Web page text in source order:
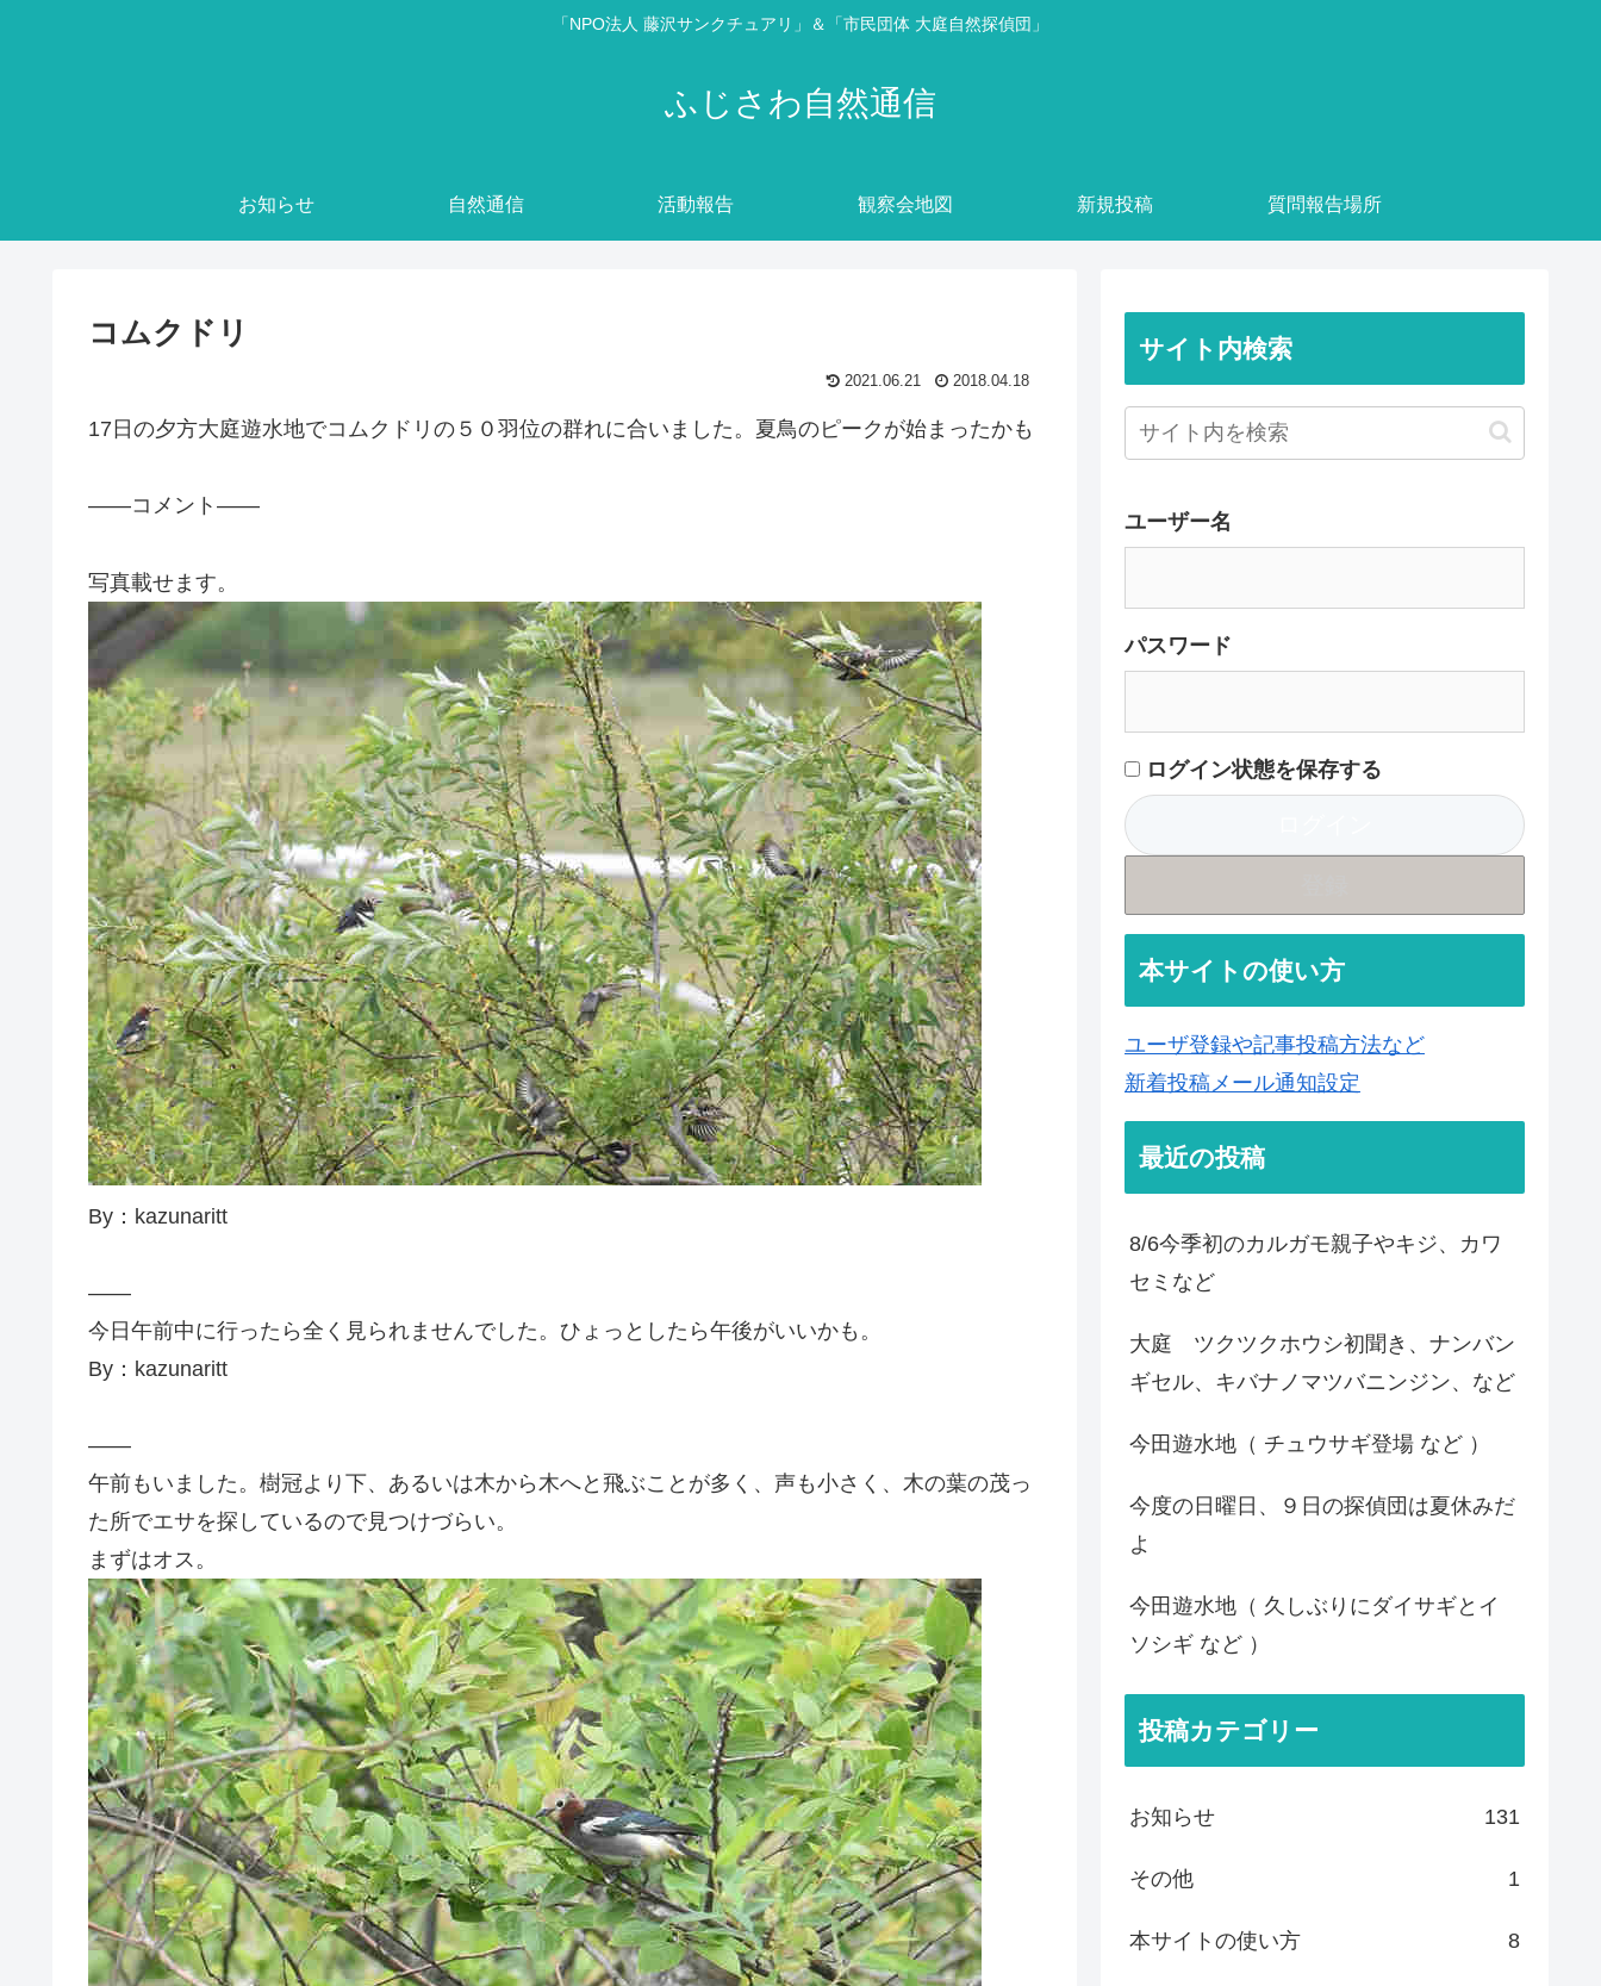
「NPO法人 藤沢サンクチュアリ」＆「市民団体 大庭自然探偵団」
ふじさわ自然通信
お知らせ 自然通信 活動報告 観察会地図 新規投稿 質問報告場所
コムクドリ
2021.06.21 2018.04.18
17日の夕方大庭遊水地でコムクドリの５０羽位の群れに合いました。夏鳥のピークが始まったかも
——コメント——
写真載せます。
By：kazunaritt
——
今日午前中に行ったら全く見られませんでした。ひょっとしたら午後がいいかも。
By：kazunaritt
——
午前もいました。樹冠より下、あるいは木から木へと飛ぶことが多く、声も小さく、木の葉の茂っ
た所でエサを探しているので見つけづらい。
まずはオス。
サイト内検索
ユーザー名
パスワード
ログイン状態を保存する
本サイトの使い方
ユーザ登録や記事投稿方法など
新着投稿メール通知設定
最近の投稿
8/6今季初のカルガモ親子やキジ、カワ
セミなど
大庭 ツクツクホウシ初聞き、ナンバン
ギセル、キバナノマツバニンジン、など
今田遊水地（ チュウサギ登場 など ）
今度の日曜日、９日の探偵団は夏休みだ
よ
今田遊水地（ 久しぶりにダイサギとイ
ソシギ など ）
投稿カテゴリー
お知らせ 131
その他 1
本サイトの使い方 8